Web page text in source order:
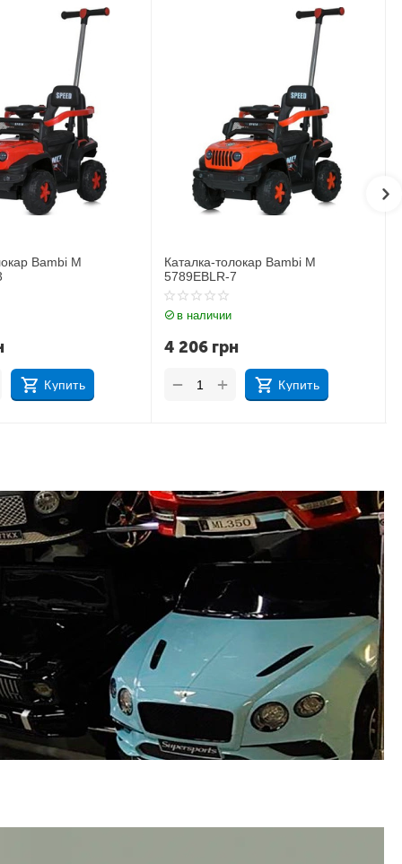
Bambi M
Купить
Каталка-толокар Lamborghini M
3591L-1
в наличии
3 565 грн
Купить
+
−